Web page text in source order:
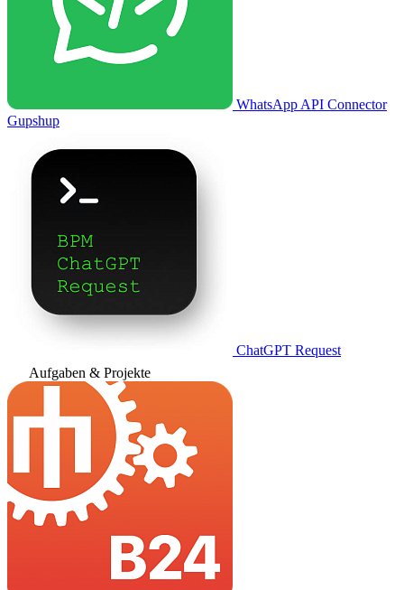
WhatsApp API Connector
Gupshup
ChatGPT Request
Aufgaben & Projekte